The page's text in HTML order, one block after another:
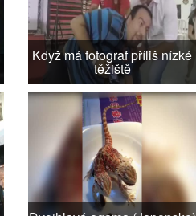
Když má fotograf příliš nízké
těžiště